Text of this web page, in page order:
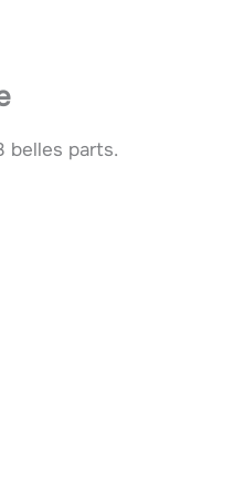
belles parts.